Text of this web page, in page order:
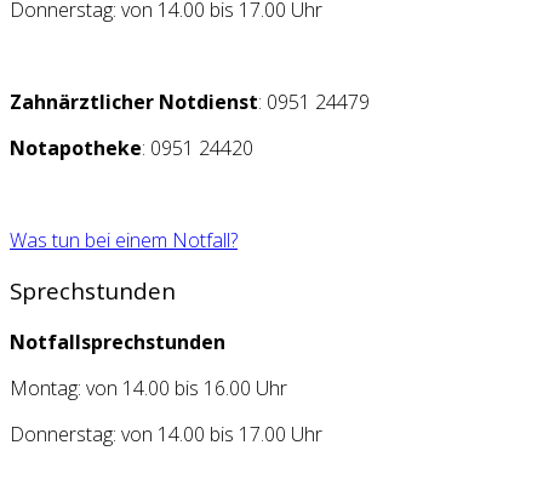
Donnerstag: von 14.00 bis 17.00 Uhr
Zahnärztlicher Notdienst: 0951 24479
Notapotheke: 0951 24420
Was tun bei einem Notfall?
Sprechstunden
Notfallsprechstunden
Montag: von 14.00 bis 16.00 Uhr
Donnerstag: von 14.00 bis 17.00 Uhr